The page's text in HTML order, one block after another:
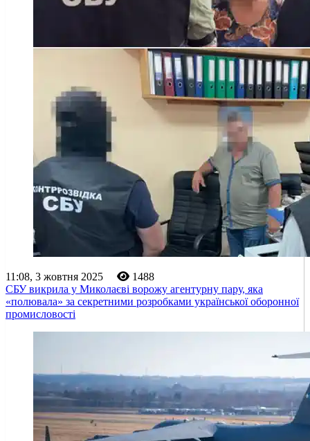
11:08, 3 жовтня 2025
1488
СБУ викрила у Миколаєві ворожу агентурну пару, яка
«полювала» за секретними розробками української оборонної
промисловості